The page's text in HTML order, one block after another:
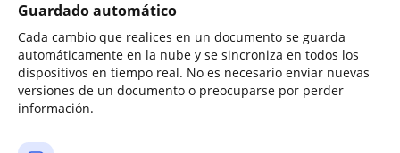
Guardado automático
Cada cambio que realices en un documento se guarda
automáticamente en la nube y se sincroniza en todos los
dispositivos en tiempo real. No es necesario enviar nuevas
versiones de un documento o preocuparse por perder
información.